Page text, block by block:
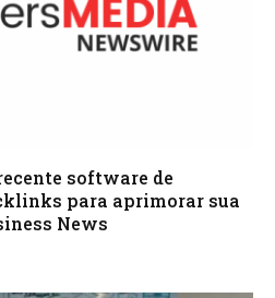
software de
para aprimorar sua
News